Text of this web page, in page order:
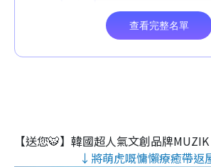
【送您🐯】韓國超人氣文創品牌
↓將萌虎嘅慵懶療癒帶返